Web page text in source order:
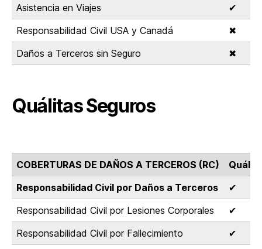
Asistencia en Viajes
✔
Responsabilidad Civil USA y Canadá
✖
Daños a Terceros sin Seguro
✖
Quálitas Seguros
COBERTURAS DE DAÑOS A TERCEROS (RC)
Responsabilidad Civil por Daños a Terceros
✔
Responsabilidad Civil por Lesiones Corporales
✔
Responsabilidad Civil por Fallecimiento
✔